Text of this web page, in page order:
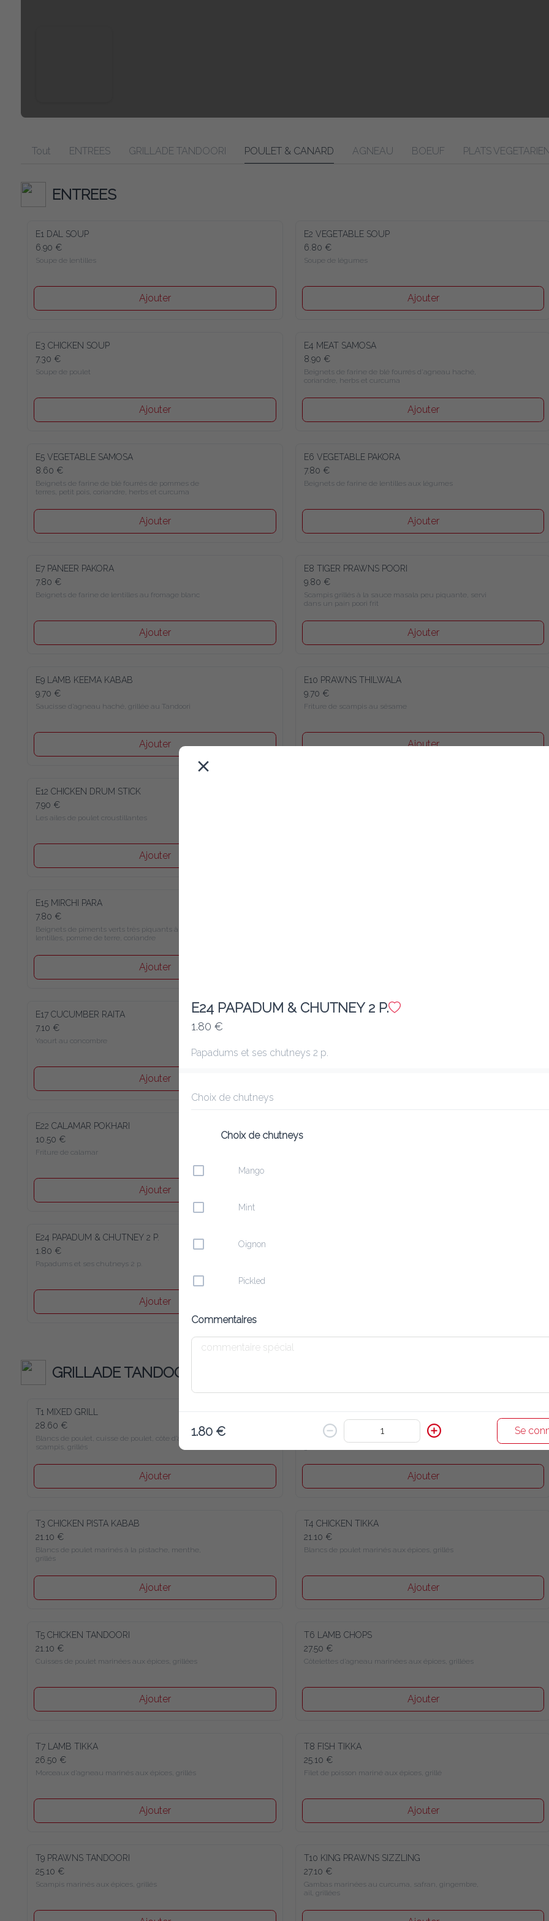
Tout ENTREES GRILLADE TANDOORI POULET & CANARD AGNEAU BOEUF PLATS
ENTREES
E1 DAL SOUP
6.90 €
Soupe de lentilles
Ajouter
E2 VEGETABLE SOUP
6.80 €
Soupe de légumes
Ajouter
E3 CHICKEN SOUP
7.30 €
Soupe de poulet
Ajouter
E4 MEAT SAMOSA
8.90 €
Beignets de farine de blé fourrés d'agneau haché,
coriandre, herbs et curcuma
Ajouter
E5 VEGETABLE SAMOSA
8.60 €
Beignets de farine de blé fourrés de pommes de
terres, petit pois, coriandre, herbs et curcuma
Ajouter
E6 VEGETABLE PAKORA
7.80 €
Beignets de farine de lentilles aux légumes
Ajouter
E7 PANEER PAKORA
7.80 €
Beignets de farine de lentilles au fromage blanc
Ajouter
E8 TIGER PRAWNS POORI
9.80 €
Scampis grillés à la sauce masala peu piquante, servi
dans un pain poori frit
Ajouter
E9 LAMB KEEMA KABAB
9.70 €
Saucisse d’agneau haché, grillée au Tandoori
Ajouter
E10 PRAWNS THILWALA
9.70 €
Friture de scampis au sésame
Ajouter
E12 CHICKEN DRUM STICK
7.90 €
Les ailes de poulet croustillantes
Ajouter
E15 MIRCHI PARA
7.80 €
Beignets de piments verts très piquants à la farine de
lentilles, pomme de terre, coriandre
Ajouter
E17 CUCUMBER RAITA
7.10 €
Yaourt au concombre
Ajouter
E18 MACHA PAKORA
E22 CALAMAR POKHARI
10.50 €
Friture de calamar
Ajouter
E24 PAPADUM & CHUTNEY 2 P.
1.80 €
Papadums et ses chutneys 2 p.
Ajouter
GRILLADE TANDOORI
T1 MIXED GRILL
28.60 €
Blancs de poulet, cuisse de poulet, côte d’agneau,
scampis, grillés
Ajouter
21.10 €
Blancs de poulet marinés aux noix de cajou, amande,
Ajouter
T3 CHICKEN PISTA KABAB
21.10 €
Blancs de poulet marinés à la pistache, menthe,
grillés
Ajouter
T4 CHICKEN TIKKA
21.10 €
Blancs de poulet marinés aux épices, grillés
Ajouter
T5 CHICKEN TANDOORI
21.10 €
Cuisses de poulet marinées aux épices, grillées
Ajouter
T6 LAMB CHOPS
27.50 €
Côtelettes d’agneau marinées aux épices, grillées
Ajouter
T7 LAMB TIKKA
26.50 €
Morceaux d’agneau marinés aux épices, grillés
Ajouter
T8 FISH TIKKA
25.10 €
Filet de poisson mariné aux épices, grillé
Ajouter
T9 PRAWNS TANDOORI
25.10 €
Scampis marinés aux épices, grillés
T10 KING PRAWNS SIZZLING
27.10 €
Gambas marinées au curcuma, safran, gingembre,
ail, grillées
E24 PAPADUM & CHUTNEY 2 P.
1.80 €
Papadums et ses chutneys 2 p.
Choix de chutneys
Choix de chutneys
Mango
Mint
Oignon
Pickled
Commentaires
1.80 € Se